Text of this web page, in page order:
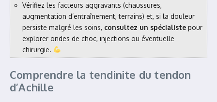
Vérifiez les facteurs aggravants (chaussures,
augmentation d’entraînement, terrains) et, si la douleur
persiste malgré les soins, consultez un spécialiste pour
explorer ondes de choc, injections ou éventuelle
chirurgie.
Comprendre la tendinite du tendon
d’Achille